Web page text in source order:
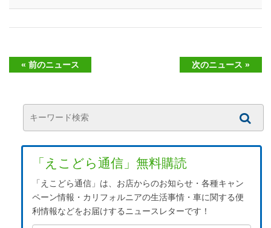
« 前のニュース 次のニュース »
「えこどら通信」無料購読
「えこどら通信」は、お店からのお知らせ・各種キャン
ペーン情報・カリフォルニアの生活事情・車に関する便
利情報などをお届けするニュースレターです！